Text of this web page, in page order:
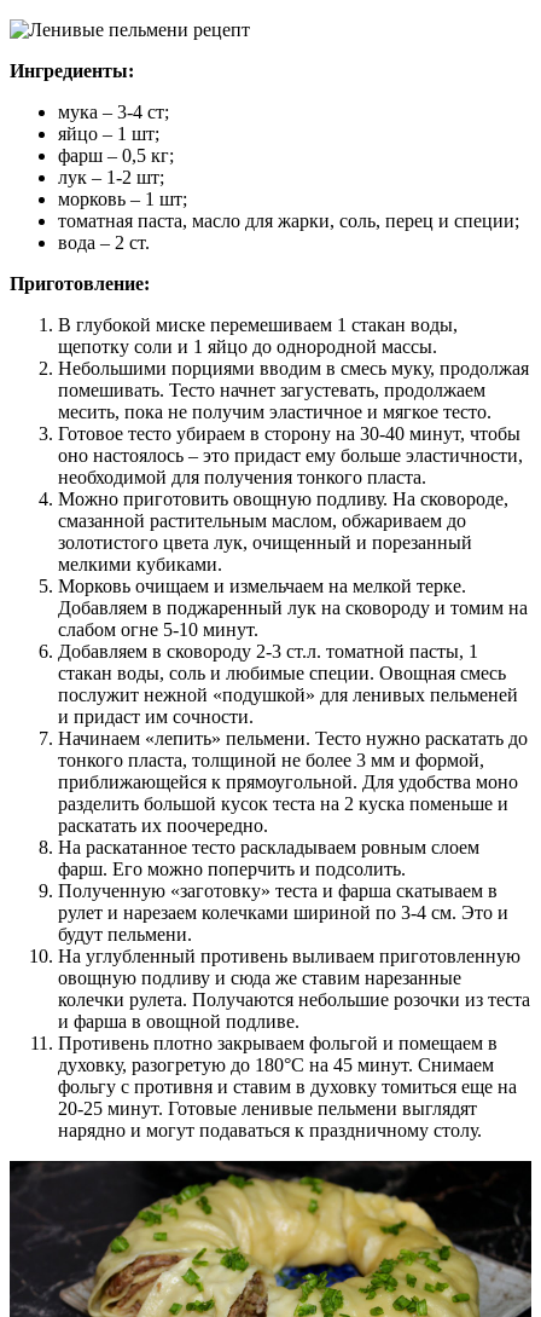
Ингредиенты:
мука – 3-4 ст;
яйцо – 1 шт;
фарш – 0,5 кг;
лук – 1-2 шт;
морковь – 1 шт;
томатная паста, масло для жарки, соль, перец и специи;
вода – 2 ст.
Приготовление:
В глубокой миске перемешиваем 1 стакан воды,
щепотку соли и 1 яйцо до однородной массы.
Небольшими порциями вводим в смесь муку, продолжая
помешивать. Тесто начнет загустевать, продолжаем
месить, пока не получим эластичное и мягкое тесто.
Готовое тесто убираем в сторону на 30-40 минут, чтобы
оно настоялось – это придаст ему больше эластичности,
необходимой для получения тонкого пласта.
Можно приготовить овощную подливу. На сковороде,
смазанной растительным маслом, обжариваем до
золотистого цвета лук, очищенный и порезанный
мелкими кубиками.
Морковь очищаем и измельчаем на мелкой терке.
Добавляем в поджаренный лук на сковороду и томим на
слабом огне 5-10 минут.
Добавляем в сковороду 2-3 ст.л. томатной пасты, 1
стакан воды, соль и любимые специи. Овощная смесь
послужит нежной «подушкой» для ленивых пельменей
и придаст им сочности.
Начинаем «лепить» пельмени. Тесто нужно раскатать до
тонкого пласта, толщиной не более 3 мм и формой,
приближающейся к прямоугольной. Для удобства моно
разделить большой кусок теста на 2 куска поменьше и
раскатать их поочередно.
На раскатанное тесто раскладываем ровным слоем
фарш. Его можно поперчить и подсолить.
Полученную «заготовку» теста и фарша скатываем в
рулет и нарезаем колечками шириной по 3-4 см. Это и
будут пельмени.
На углубленный противень выливаем приготовленную
овощную подливу и сюда же ставим нарезанные
колечки рулета. Получаются небольшие розочки из теста
и фарша в овощной подливе.
Противень плотно закрываем фольгой и помещаем в
духовку, разогретую до 180°С на 45 минут. Снимаем
фольгу с противня и ставим в духовку томиться еще на
20-25 минут. Готовые ленивые пельмени выглядят
нарядно и могут подаваться к праздничному столу.